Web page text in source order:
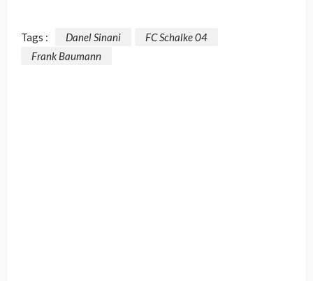
Tags : Danel Sinani
FC Schalke 04
Frank Baumann